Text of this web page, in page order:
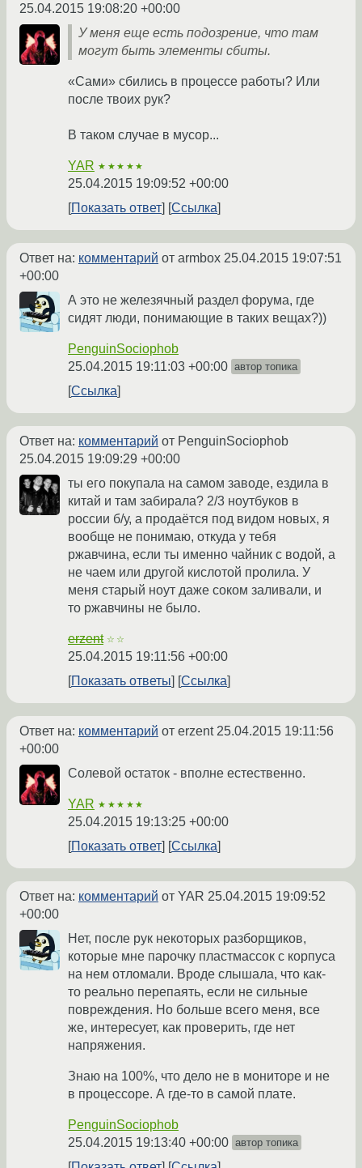
25.04.2015 19:08:20 +00:00
У меня еще есть подозрение, что там
могут быть элементы сбиты.
«Сами» сбились в процессе работы? Или
после твоих рук?
В таком случае в мусор...
YAR ★★★★★
25.04.2015 19:09:52 +00:00
Показать ответ
Ссылка
Ответ на: комментарий от armbox 25.04.2015 19:07:51
+00:00
А это не железячный раздел форума, где
сидят люди, понимающие в таких вещах?))
PenguinSociophob
25.04.2015 19:11:03 +00:00 автор топика
Ссылка
Ответ на: комментарий от PenguinSociophob
25.04.2015 19:09:29 +00:00
ты его покупала на самом заводе, ездила в
китай и там забирала? 2/3 ноутбуков в
россии б/у, а продаётся под видом новых, я
вообще не понимаю, откуда у тебя
ржавчина, если ты именно чайник с водой, а
не чаем или другой кислотой пролила. У
меня старый ноут даже соком заливали, и
то ржавчины не было.
erzent ☆☆
25.04.2015 19:11:56 +00:00
Показать ответы
Ссылка
Ответ на: комментарий от erzent25.04.2015 19:11:56
+00:00
Солевой остаток - вполне естественно.
YAR ★★★★★
25.04.2015 19:13:25 +00:00
Показать ответ
Ссылка
Ответ на: комментарий от YAR 25.04.2015 19:09:52
+00:00
Нет, после рук некоторых разборщиков,
которые мне парочку пластмассок с корпуса
на нем отломали. Вроде слышала, что как-
то реально перепаять, если не сильные
повреждения. Но больше всего меня, все
же, интересует, как проверить, где нет
напряжения.
Знаю на 100%, что дело не в мониторе и не
в процессоре. А где-то в самой плате.
PenguinSociophob
25.04.2015 19:13:40 +00:00 автор топика